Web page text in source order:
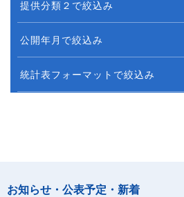
提供分類２で絞込み
公開年月で絞込み
統計表フォーマットで絞込み
お知らせ・公表予定・新着